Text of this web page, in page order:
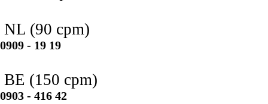
NL (90 cpm)
0909 - 19 19
BE (150 cpm)
0903 - 416 42